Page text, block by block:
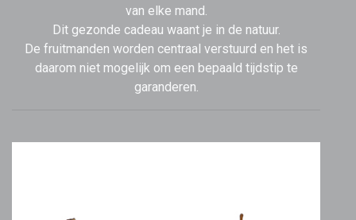
van elke mand.
Dit gezonde cadeau waant je in de natuur.
De fruitmanden worden centraal verstuurd en het is
daarom niet mogelijk om een bepaald tijdstip te
garanderen.